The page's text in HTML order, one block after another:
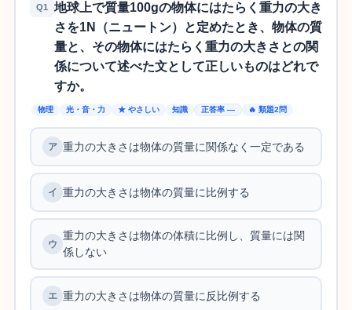
Q1
地球上で質量100gの物体にはたらく重力の大き
さを1N（ニュートン）と定めたとき、物体の質
量と、その物体にはたらく重力の大きさとの関
係について述べた文として正しいものはどれで
すか。
物理 光・音・力 ★ やさしい 知識 正答率 — 🔥 類題2問
重力の大きさは物体の質量に関係なく一定である
重力の大きさは物体の質量に比例する
重力の大きさは物体の体積に比例し、質量には関
係しない
重力の大きさは物体の質量に反比例する